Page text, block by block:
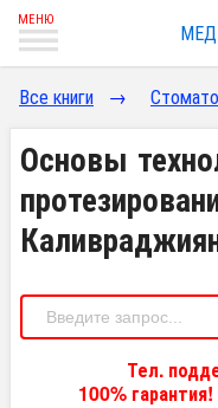
Все книги →
Основы
Тел.
100%